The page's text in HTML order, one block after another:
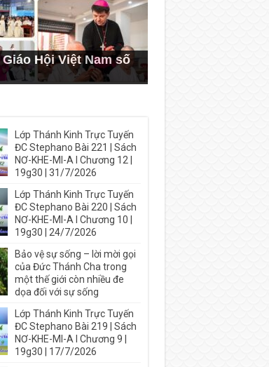
Hội Việt Nam số
Lớp Thánh Kinh Trực Tuyến
ĐC Stephano Bài 221 | Sách
NƠ-KHE-MI-A I Chương 12 |
19g30 | 31/7/2026
Lớp Thánh Kinh Trực Tuyến
ĐC Stephano Bài 220 | Sách
NƠ-KHE-MI-A I Chương 10 |
19g30 | 24/7/2026
Bảo vệ sự sống – lời mời gọi
của Đức Thánh Cha trong
một thế giới còn nhiều đe
dọa đối với sự sống
Lớp Thánh Kinh Trực Tuyến
ĐC Stephano Bài 219 | Sách
NƠ-KHE-MI-A I Chương 9 |
19g30 | 17/7/2026